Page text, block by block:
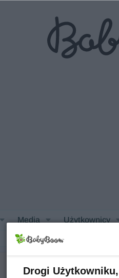
Media Użytkownicy
Drogi Użytkowniku,